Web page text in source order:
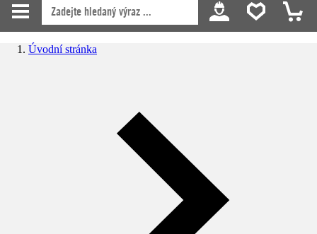
Úvodní stránka